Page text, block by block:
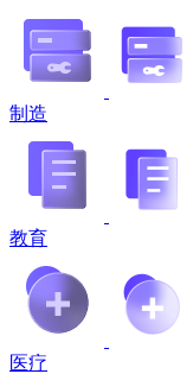
制造
教育
医疗